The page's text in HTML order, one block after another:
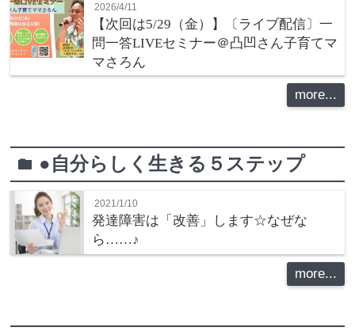
2026/4/11
【次回は5/29（金）】〔ライブ配信〕一
問一答LIVEセミナー＠凸凹さん子育てマ
マさろん
more...
folder ●自分らしく生きる５ステップ
2021/1/10
発達障害は「改善」します☆なぜな
ら……♪
more...